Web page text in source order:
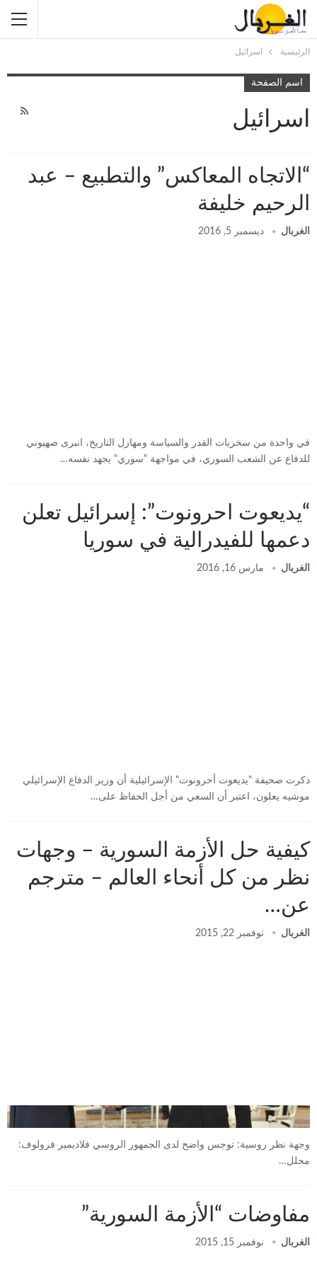
الرئيسية اسرائيل
اسم الصفحة
اسرائيل
“الاتجاه المعاكس” والتطبيع – عبد
الرحيم خليفة
الغربال ديسمبر 5, 2016
في واحدة من سخريات القدر والسياسة ومهازل التاريخ، انبرى صهيوني
للدفاع عن الشعب السوري، في مواجهة "سوري" يجهد نفسه…
“يديعوت احرونوت”: إسرائيل تعلن
دعمها للفيدرالية في سوريا
الغربال مارس 16, 2016
ذكرت صحيفة "يديعوت أحرونوت" الإسرائيلية أن وزير الدفاع الإسرائيلي
موشيه يعلون، اعتبر أن السعي من أجل الحفاظ على…
كيفية حل الأزمة السورية – وجهات
نظر من كل أنحاء العالم – مترجم
عن…
الغربال نوفمبر 22, 2015
وجهة نظر روسية: توجس واضح لدى الجمهور الروسي فلاديمير فرولوف:
محلل…
مفاوضات “الأزمة السورية”
الغربال نوفمبر 15, 2015